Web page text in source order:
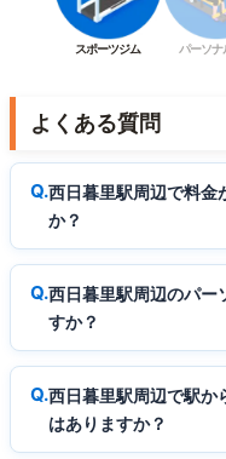
スポーツジム パーソナ
よくある質問
西日暮里駅周辺で料金
か？
西日暮里駅周辺のパー
すか？
西日暮里駅周辺で駅か
はありますか？